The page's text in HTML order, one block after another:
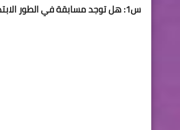
س1: هل توجد مسابقة في الطور الابتدائي؟